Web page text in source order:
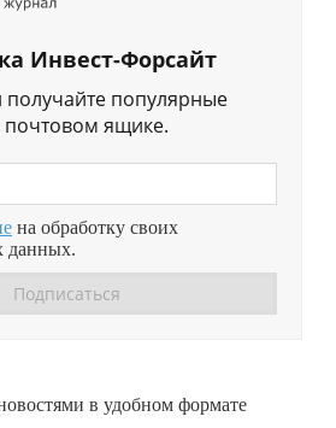
Инвест-Форсайт
популярные
почтовом ящике.
на обработку своих
данных.
в удобном формате